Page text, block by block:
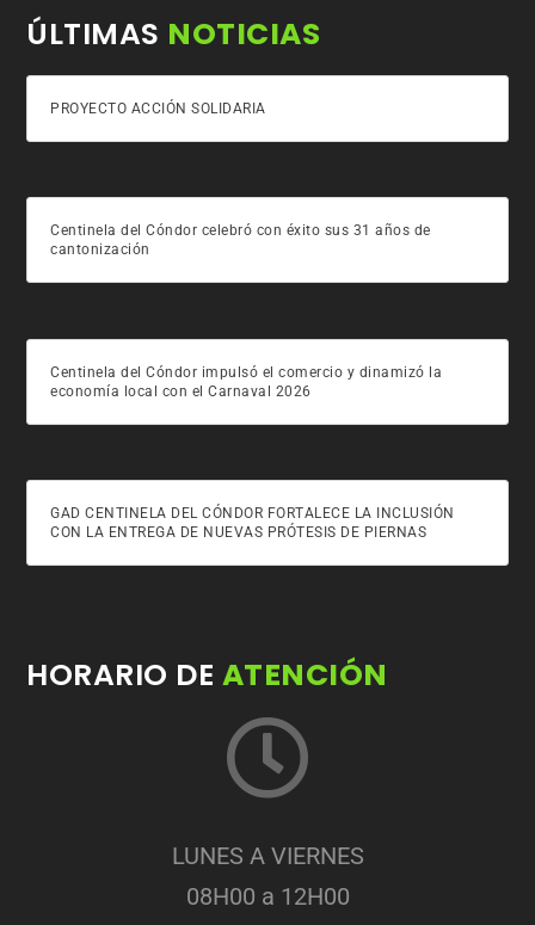
ÚLTIMAS NOTICIAS
PROYECTO ACCIÓN SOLIDARIA
Centinela del Cóndor celebró con éxito sus 31 años de
cantonización
Centinela del Cóndor impulsó el comercio y dinamizó la
economía local con el Carnaval 2026
GAD CENTINELA DEL CÓNDOR FORTALECE LA INCLUSIÓN
CON LA ENTREGA DE NUEVAS PRÓTESIS DE PIERNAS
HORARIO DE ATENCIÓN
LUNES A VIERNES
08H00 a 12H00